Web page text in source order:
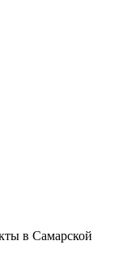
в Самарской